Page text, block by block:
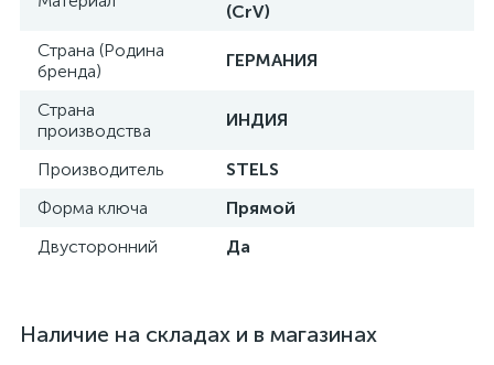
(CrV)
Страна (Родина
бренда)
ГЕРМАНИЯ
Страна
производства
ИНДИЯ
Производитель
STELS
Форма ключа
Прямой
Двусторонний
Да
Наличие на складах и в магазинах